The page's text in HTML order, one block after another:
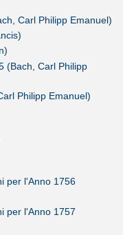
Carl Philipp Emanuel)
(Bach, Carl Philipp
Philipp Emanuel)
per l'Anno 1756
per l'Anno 1757